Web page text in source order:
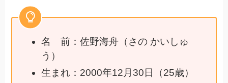
名 前：佐野海舟（さの かいしゅ
う）
生まれ：2000年12月30日（25歳）